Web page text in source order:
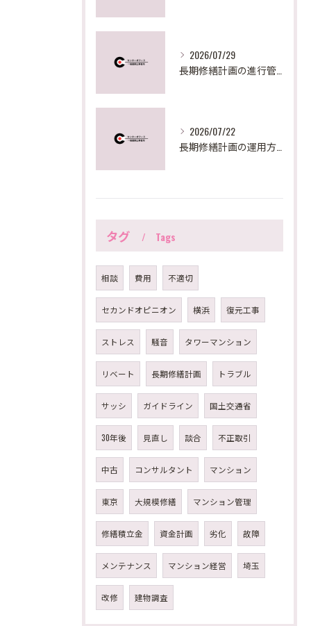
2026/07/29
2026/07/22
タグ Tags
相談 費用 不適切
セカンドオピニオン 横浜 復元工事
ストレス 騒音 タワーマンション
リベート 長期修繕計画 トラブル
サッシ ガイドライン 国土交通省
30年後 見直し 談合 不正取引
中古 コンサルタント マンション
東京 大規模修繕 マンション管理
修繕積立金 資金計画 劣化 故障
メンテナンス マンション経営 埼玉
改修 建物調査